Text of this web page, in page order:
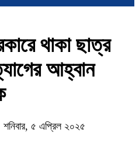
থাকা ছাত্র
আহ্বান
৫ এপ্রিল ২০২৫